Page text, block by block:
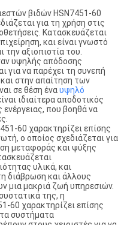
βιδών HSN7451-60
για τη χρήση στις
Κατασκευάζεται
και είναι γνωστό
την αξιοπιστία του.
υψηλής απόδοσης
για να παρέχει τη συνεπή
στην απαίτηση των
σε θέση έναυψηλό
ιδιαίτερα αποδοτικός
που βοηθά να
60 χαρακτηρίζει επίσης
ο οποίος σχεδιάζεται για
μεταφοράς και ψύξης
υλικά, και
διάβρωση και άλλους
μια μακριά ζωή υπηρεσιών.
της, η
60 χαρακτηρίζει επίσης
συστήματα